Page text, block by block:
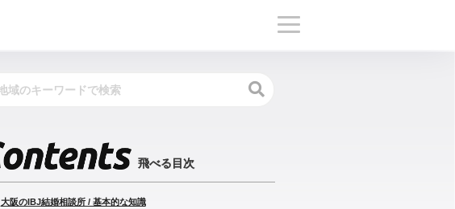
大阪のIBJ結婚相談所 / 基本的な知識